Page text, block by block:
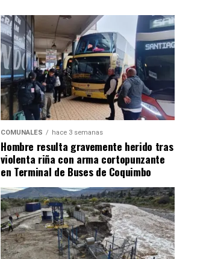
COMUNALES hace 3 semanas
Hombre resulta gravemente herido tras
violenta riña con arma cortopunzante
en Terminal de Buses de Coquimbo